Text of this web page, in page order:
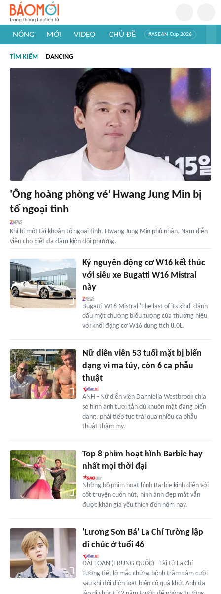
NÓNG MỚI VIDEO CHỦ ĐỀ #ASEAN Cup 2026
#Khám phá thế giới
TÌM KIẾM DANCING
'Ông hoàng phòng vé' Hwang Jung Min bị
tố ngoại tình
Khi bị một tài khoản tố ngoại tình, Hwang Jung Min phủ nhận. Nam diễn
viên cho biết đã đâm kiện đối phương.
Kỷ nguyên động cơ W16 kết thúc
với siêu xe Bugatti W16 Mistral
này
Bugatti W16 Mistral 'The last of its kind' đánh
dấu một chương biểu tượng của thương hiệu
với khối động cơ W16 dung tích 8.0L.
Nữ diễn viên 53 tuổi mặt bị biến
dạng vì ma túy, còn 6 ca phẫu
thuật
ANH - Nữ diễn viên Danniella Westbrook chia
sẻ hình ảnh tươi tắn dù khuôn mặt đang biến
dạng, phải tiếp tục trải qua nhiều ca phẫu
thuật thẩm mỹ.
Top 8 phim hoạt hình Barbie hay
nhất mọi thời đại
Những bộ phim hoạt hình Barbie kinh điển với
cốt truyện cuốn hút, hình ảnh đẹp mắt vẫn
được khán giả yêu thích đến hôm nay.
'Lương Sơn Bá' La Chí Tường lập
di chúc ở tuổi 46
ĐÀI LOAN (TRUNG QUỐC) - Tài tử La Chí
Tường tiết lộ mắc chứng bệnh trầm cảm cười
sau khi đối diện loạt biến cố quá khứ. Anh đã